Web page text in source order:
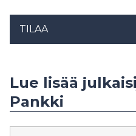
TILAA
Lue lisää
Pankki